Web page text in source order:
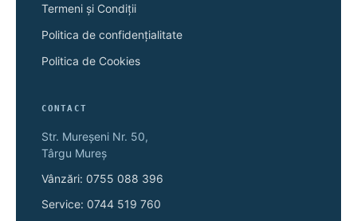
Termeni și Condiții
Politica de confidențialitate
Politica de Cookies
CONTACT
Str. Mureșeni Nr. 50,
Târgu Mureș
Vânzări: 0755 088 396
Service: 0744 519 760